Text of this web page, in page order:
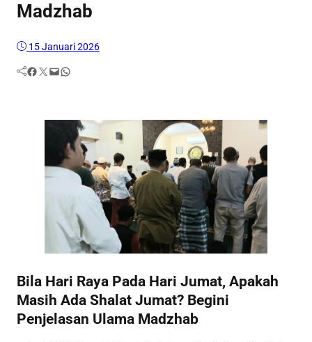
Madzhab
15 Januari 2026
Facebook Twitter Mail WhatsApp
Bila Hari Raya Pada Hari Jumat, Apakah
Masih Ada Shalat Jumat? Begini
Penjelasan Ulama Madzhab